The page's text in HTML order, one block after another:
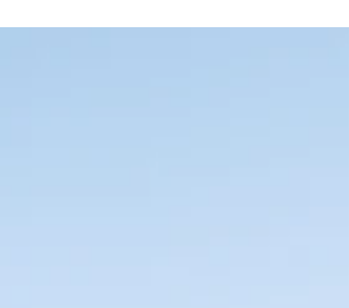
change pour votre prochaine venue chez